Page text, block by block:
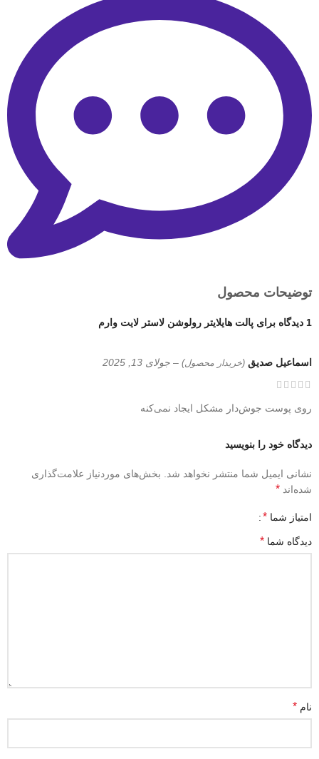
توضیحات محصول
1 دیدگاه برای پالت هایلایتر رولوشن لاستر لایت وارم
اسماعیل صدیق (خریدار محصول) – جولای 13, 2025
روی پوست جوش‌دار مشکل ایجاد نمی‌کنه
دیدگاه خود را بنویسید
نشانی ایمیل شما منتشر نخواهد شد.
بخش‌های موردنیاز علامت‌گذاری
شده‌اند *
امتیاز شما *
دیدگاه شما *
نام *